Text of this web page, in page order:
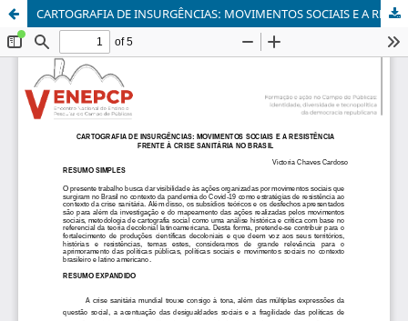
CARTOGRAFIA DE INSURGÊNCIAS: MOVIMENTOS SOCIAIS E A RESISTÊNCIA FRENTE À CRISE SANITÁRIA NO BRASIL